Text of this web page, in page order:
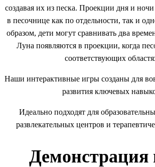
создавая их из песка. Проекции дня и
в песочнице как по отдельности, так и
образом, дети могут сравнивать два
Луна появляются в проекции, когда
соответствующих
Наши интерактивные игры созданы для
развития ключевых
Идеально подходят для
развлекательных центров и
Демонстрация